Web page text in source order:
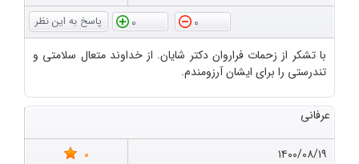
0
0
با تشکر از زحمات فراروان دکتر شایان. از خداوند متعال سلامتی و
تندرستی را برای ایشان آرزومندم.
عرفانی
۱۴۰۰/۰۸/۱۹
0